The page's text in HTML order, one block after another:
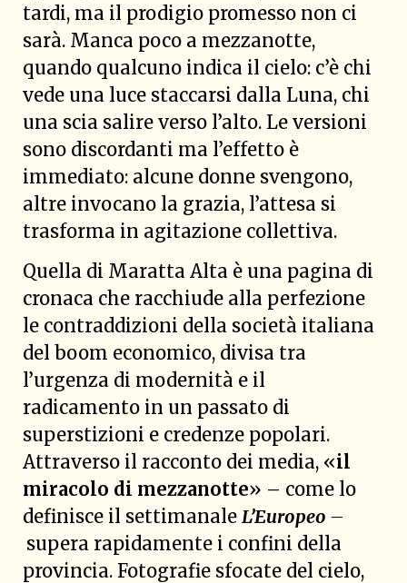
tardi, ma il prodigio promesso non ci
sarà. Manca poco a mezzanotte,
quando qualcuno indica il cielo: c’è chi
vede una luce staccarsi dalla Luna, chi
una scia salire verso l’alto. Le versioni
sono discordanti ma l’effetto è
immediato: alcune donne svengono,
altre invocano la grazia, l’attesa si
trasforma in agitazione collettiva.
Quella di Maratta Alta è una pagina di
cronaca che racchiude alla perfezione
le contraddizioni della società italiana
del boom economico, divisa tra
l’urgenza di modernità e il
radicamento in un passato di
superstizioni e credenze popolari.
Attraverso il racconto dei media, «il
miracolo di mezzanotte» – come lo
definisce il settimanale L’Europeo –
supera rapidamente i confini della
provincia. Fotografie sfocate del cielo,